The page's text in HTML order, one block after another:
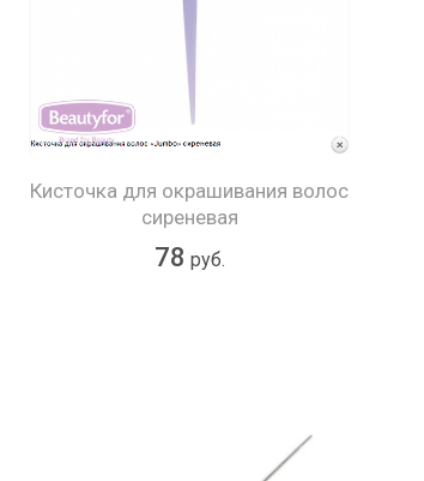
Кисточка для окрашивания волос
сиреневая
78 руб.